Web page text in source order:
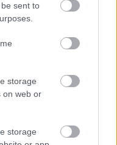
sent to
storage
on web or
storage
i gyd yn poeni
wedi gwella’n
ei ailddefnyddio, ei
y 1990au i dros 68%
pan fydd cymunedau,
gilydd.
ddiweddar yng